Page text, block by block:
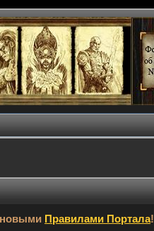
новыми Правилами Портала!